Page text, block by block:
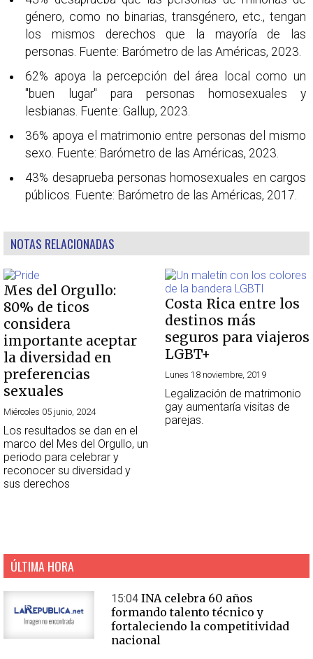
género, como no binarias, transgénero, etc., tengan
los mismos derechos que la mayoría de las
personas. Fuente: Barómetro de las Américas, 2023.
62% apoya la percepción del área local como un
"buen lugar" para personas homosexuales y
lesbianas. Fuente: Gallup, 2023.
36% apoya el matrimonio entre personas del mismo
sexo. Fuente: Barómetro de las Américas, 2023.
43% desaprueba personas homosexuales en cargos
públicos. Fuente: Barómetro de las Américas, 2017.
NOTAS RELACIONADAS
Mes del Orgullo:
80% de ticos
considera
importante aceptar
la diversidad en
preferencias
sexuales
Miércoles 05 junio, 2024
Los resultados se dan en el
marco del Mes del Orgullo, un
periodo para celebrar y
reconocer su diversidad y
sus derechos
Costa Rica entre los
destinos más
seguros para viajeros
LGBT+
Lunes 18 noviembre, 2019
Legalización de matrimonio
gay aumentaría visitas de
parejas.
ÚLTIMA HORA
15:04 INA celebra 60 años
formando talento técnico y
fortaleciendo la competitividad
nacional